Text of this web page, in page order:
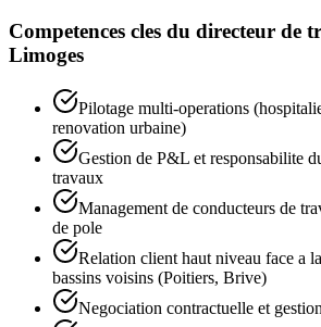
Competences cles du directeur de
Limoges
Pilotage multi-operations
renovation urbaine)
Gestion de P&L et responsabilite
travaux
Management de conducteurs de
de pole
Relation client haut niveau face a
bassins voisins (Poitiers, Brive)
Negociation contractuelle et